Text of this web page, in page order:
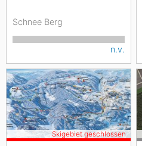
Schnee Berg
n.v.
Skigebiet geschlossen